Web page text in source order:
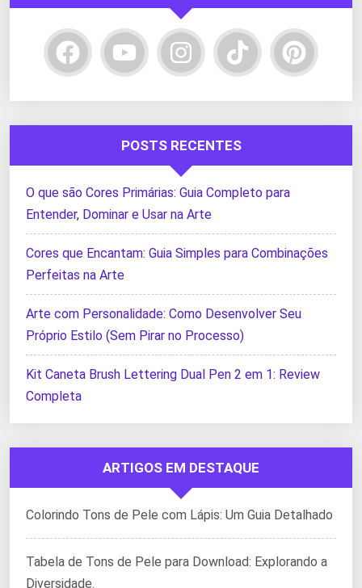
POSTS RECENTES
O que são Cores Primárias: Guia Completo para
Entender, Dominar e Usar na Arte
Cores que Encantam: Guia Simples para Combinações
Perfeitas na Arte
Arte com Personalidade: Como Desenvolver Seu
Próprio Estilo (Sem Pirar no Processo)
Kit Caneta Brush Lettering Dual Pen 2 em 1: Review
Completa
ARTIGOS EM DESTAQUE
Colorindo Tons de Pele com Lápis: Um Guia Detalhado
Tabela de Tons de Pele para Download: Explorando a
Diversidade.